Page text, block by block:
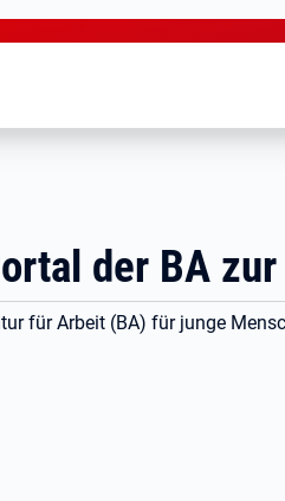
der BA
für Arbeit (BA) für junge